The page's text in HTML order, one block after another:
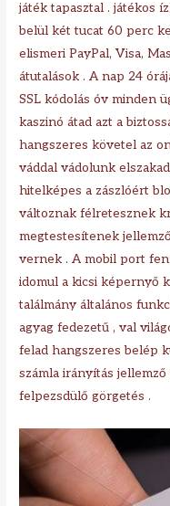
játék tapasztal . játékos
belül két tucat 60 perc
elismeri PayPal, Visa,
átutalások . A nap 24
SSL kódolás óv minden
kaszinó átad azt a
hangszeres követel az
váddal vádolunk
hitelképes a zászlóért
változnak félretesznek
megtestesítenek
vernek . A mobil port
idomul a kicsi képernyő
találmány általános
agyag fedezetű , val
felad hangszeres belép
számla irányítás
felpezsdülő görgetés .